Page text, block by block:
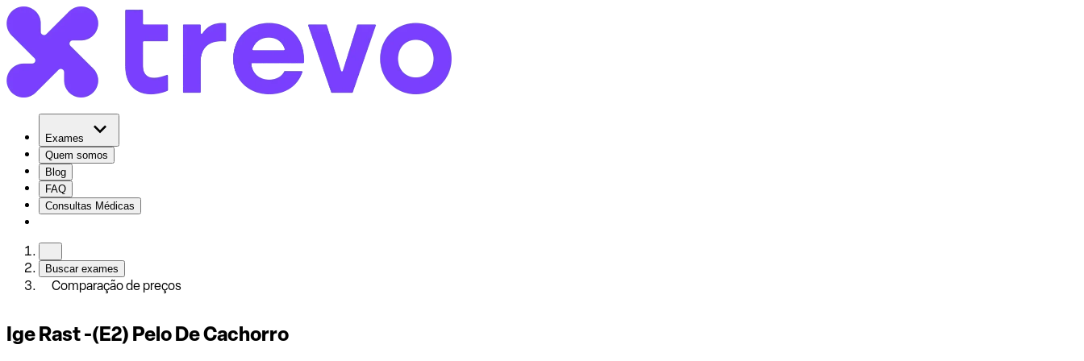
Exames
Quem somos
Blog
FAQ
Consultas Médicas
Buscar exames
Comparação de preços
Ige Rast -(E2) Pelo De Cachorro